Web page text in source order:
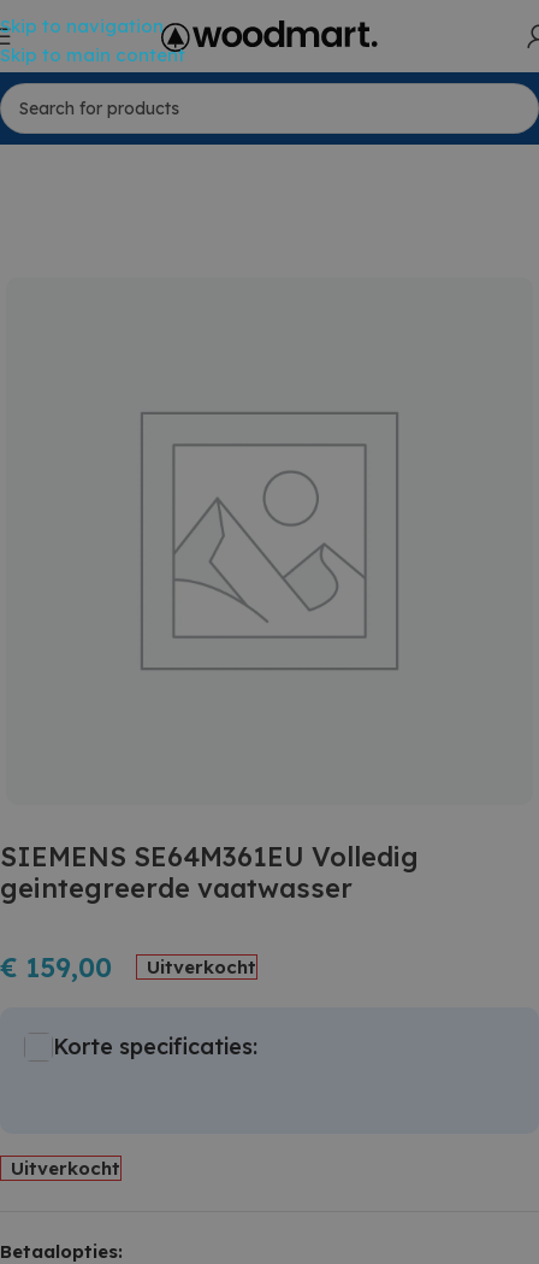
Skip to navigation
Skip to main content
SIEMENS SE64M361EU Volledig
geintegreerde vaatwasser
€ 159,00 Uitverkocht
Korte specificaties:
Uitverkocht
Betaalopties: